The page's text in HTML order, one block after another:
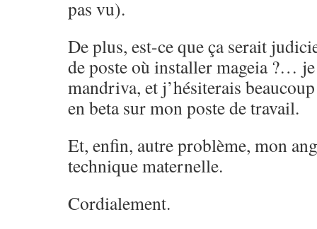
pas vu).
De plus, est-ce que ça serait
de poste où installer mageia ?…
mandriva, et j’hésiterais
en beta sur mon poste de travail.
Et, enfin, autre problème, mon
technique maternelle.
Cordialement.